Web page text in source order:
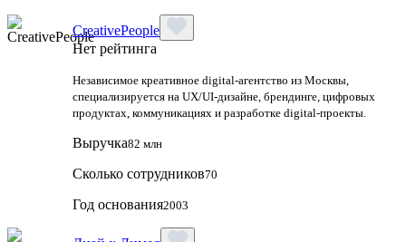
CreativePeople
Нет рейтинга
Независимое креативное digital‑агентство из Москвы,
специализируется на UX/UI‑дизайне, брендинге, цифровых
продуктах, коммуникациях и разработке digital‑проекты.
Выручка82 млн
Сколько сотрудников70
Год основания2003